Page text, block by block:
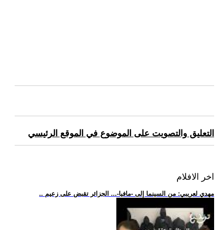
التعليق والتصويت على الموضوع في الموقع الرئيسي
اخر الافلام
.. مهدي لعريبي: من السينما إلى -مافيا-... الجزائر تقبض على زعيم